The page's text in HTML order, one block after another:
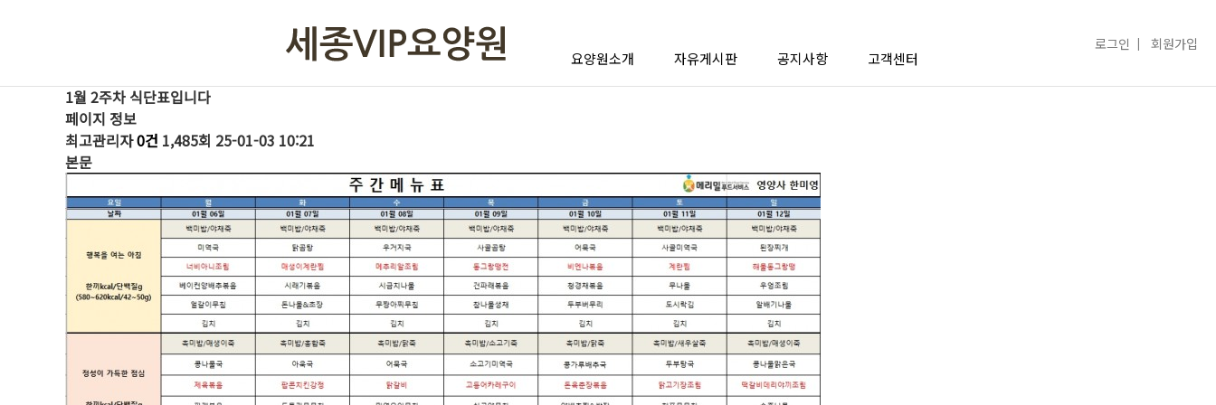
회원가입
로그인
요양원소개 자유게시판 공지사항 고객센터
1월 2주차 식단표입니다
페이지 정보
최고관리자0건 1,485회 25-01-03 10:21
본문